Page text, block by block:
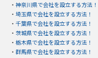
・ 神奈川県で会社を設立する方法！
・ 埼玉県で会社を設立する方法！
・ 千葉県で会社を設立する方法！
・ 茨城県で会社を設立する方法！
・ 栃木県で会社を設立する方法！
・ 群馬県で会社を設立する方法！